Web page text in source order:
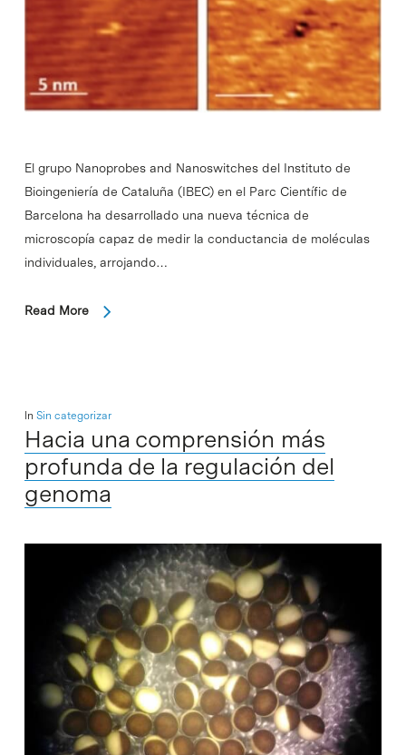
El grupo Nanoprobes and Nanoswitches del Instituto de
Bioingeniería de Cataluña (IBEC) en el Parc Científic de
Barcelona ha desarrollado una nueva técnica de
microscopía capaz de medir la conductancia de moléculas
individuales, arrojando…
Read More
In Sin categorizar
Hacia una comprensión más
profunda de la regulación del
genoma